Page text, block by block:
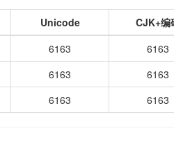
Unicode CJK+编
6163
6163
6163
6163
6163
6163